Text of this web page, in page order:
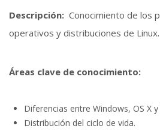
Descripción: Conocimiento de los
operativos y distribuciones de Linux.
Áreas clave de conocimiento:
Diferencias entre Windows, OS X
Distribución del ciclo de vida.